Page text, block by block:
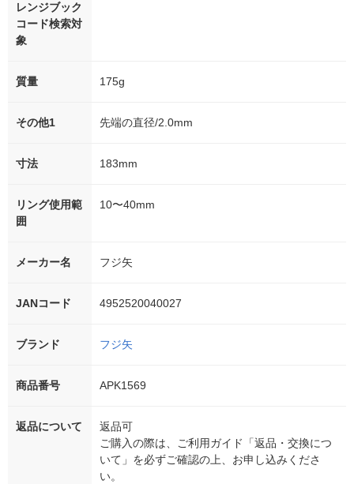
レンジブック
コード検索対
象
質量 175g
その他1 先端の直径/2.0mm
寸法 183mm
リング使用範
囲
10〜40mm
メーカー名 フジ矢
JANコード 4952520040027
ブランド フジ矢
商品番号 APK1569
返品について
返品可
ご購入の際は、ご利用ガイド「返品・交換につ
いて」を必ずご確認の上、お申し込みくださ
い。